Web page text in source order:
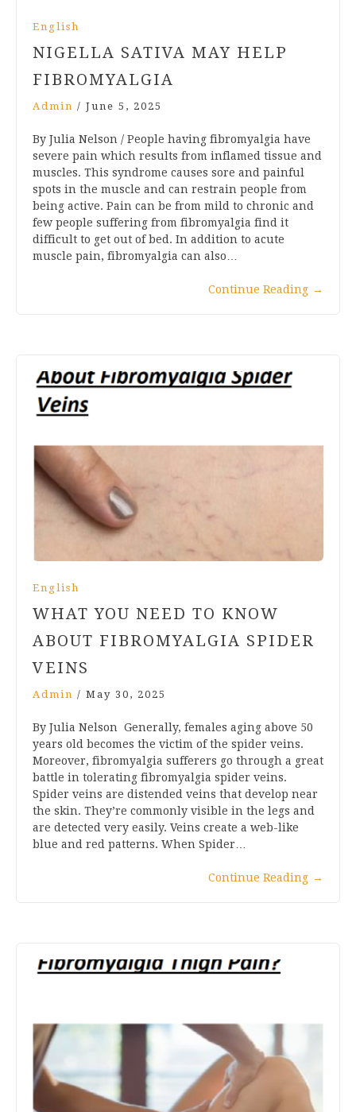
English
NIGELLA SATIVA MAY HELP
FIBROMYALGIA
Admin / June 5, 2025
By Julia Nelson / People having fibromyalgia have
severe pain which results from inflamed tissue and
muscles. This syndrome causes sore and painful
spots in the muscle and can restrain people from
being active. Pain can be from mild to chronic and
few people suffering from fibromyalgia find it
difficult to get out of bed. In addition to acute
muscle pain, fibromyalgia can also…
Continue Reading →
English
WHAT YOU NEED TO KNOW
ABOUT FIBROMYALGIA SPIDER
VEINS
Admin / May 30, 2025
By Julia Nelson Generally, females aging above 50
years old becomes the victim of the spider veins.
Moreover, fibromyalgia sufferers go through a great
battle in tolerating fibromyalgia spider veins.
Spider veins are distended veins that develop near
the skin. They’re commonly visible in the legs and
are detected very easily. Veins create a web-like
blue and red patterns. When Spider…
Continue Reading →